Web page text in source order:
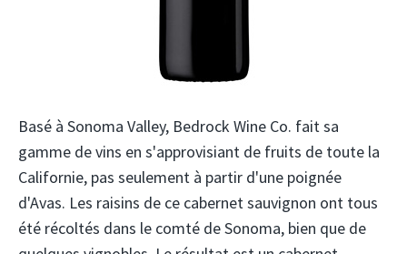
Basé à Sonoma Valley, Bedrock Wine Co. fait sa
gamme de vins en s'approvisiant de fruits de toute la
Californie, pas seulement à partir d'une poignée
d'Avas. Les raisins de ce cabernet sauvignon ont tous
été récoltés dans le comté de Sonoma, bien que de